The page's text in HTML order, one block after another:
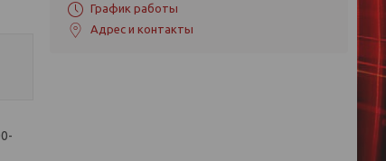
График работы
Адрес и контакты